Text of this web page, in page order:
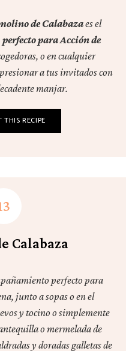
de Calabazaes el
perfecto para Acción de
o en cualquier
a tus invitados con
manjar.
THIS RECIPE
Calabaza
perfecto para
junto a sopas o en el
y tocino o simplemente
o mermelada de
y doradas galletas de